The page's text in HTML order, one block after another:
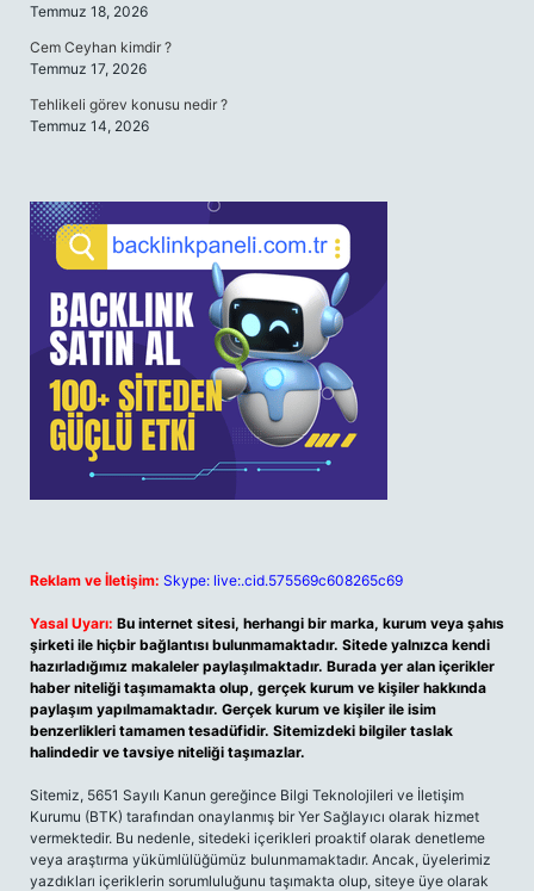
Temmuz 18, 2026
Cem Ceyhan kimdir ?
Temmuz 17, 2026
Tehlikeli görev konusu nedir ?
Temmuz 14, 2026
Reklam ve İletişim: Skype: live:.cid.575569c608265c69
Yasal Uyarı: Bu internet sitesi, herhangi bir marka, kurum veya şahıs
şirketi ile hiçbir bağlantısı bulunmamaktadır. Sitede yalnızca kendi
hazırladığımız makaleler paylaşılmaktadır. Burada yer alan içerikler
haber niteliği taşımamakta olup, gerçek kurum ve kişiler hakkında
paylaşım yapılmamaktadır. Gerçek kurum ve kişiler ile isim
benzerlikleri tamamen tesadüfidir. Sitemizdeki bilgiler taslak
halindedir ve tavsiye niteliği taşımazlar.
Sitemiz, 5651 Sayılı Kanun gereğince Bilgi Teknolojileri ve İletişim
Kurumu (BTK) tarafından onaylanmış bir Yer Sağlayıcı olarak hizmet
vermektedir. Bu nedenle, sitedeki içerikleri proaktif olarak denetleme
veya araştırma yükümlülüğümüz bulunmamaktadır. Ancak, üyelerimiz
yazdıkları içeriklerin sorumluluğunu taşımakta olup, siteye üye olarak